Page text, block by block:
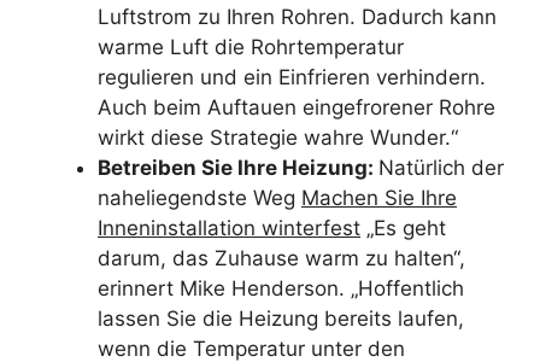
Luftstrom zu Ihren Rohren. Dadurch kann
warme Luft die Rohrtemperatur
regulieren und ein Einfrieren verhindern.
Auch beim Auftauen eingefrorener Rohre
wirkt diese Strategie wahre Wunder.“
Betreiben Sie Ihre Heizung: Natürlich der
naheliegendste Weg Machen Sie Ihre
Inneninstallation winterfest „Es geht
darum, das Zuhause warm zu halten“,
erinnert Mike Henderson. „Hoffentlich
lassen Sie die Heizung bereits laufen,
wenn die Temperatur unter den